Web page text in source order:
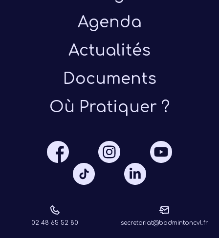
Agenda
Actualités
Documents
Où Pratiquer ?
02 48 65 52 80 secretariat@badmintoncvl.fr